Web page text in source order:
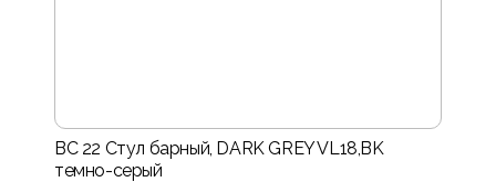
BC 22 Стул барный, DARK GREY VL18,BK
темно-серый